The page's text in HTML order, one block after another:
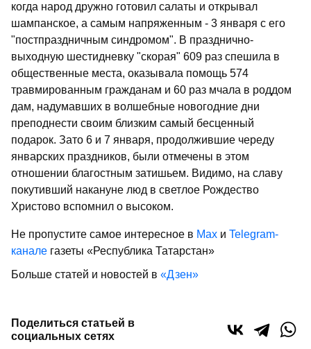
когда народ дружно готовил салаты и открывал
шампанское, а самым напряженным - 3 января с его
"постпраздничным синдромом". В празднично-
выходную шестидневку "скорая" 609 раз спешила в
общественные места, оказывала помощь 574
травмированным гражданам и 60 раз мчала в роддом
дам, надумавших в волшебные новогодние дни
преподнести своим близким самый бесценный
подарок. Зато 6 и 7 января, продолжившие череду
январских праздников, были отмечены в этом
отношении благостным затишьем. Видимо, на славу
покутивший накануне люд в светлое Рождество
Христово вспомнил о высоком.
Не пропустите самое интересное в Max и Telegram-
канале газеты «Республика Татарстан»
Больше статей и новостей в «Дзен»
Поделиться статьей в
социальных сетях